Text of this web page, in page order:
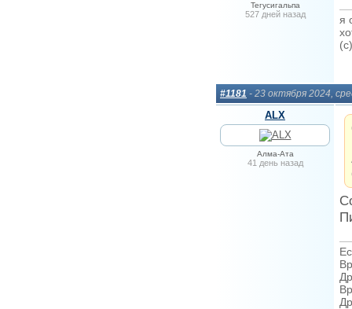
Тегусигальпа
527 дней назад
я
(c)
#1181 - 23 октября 2024,
ALX
Алма-Ата
41 день назад